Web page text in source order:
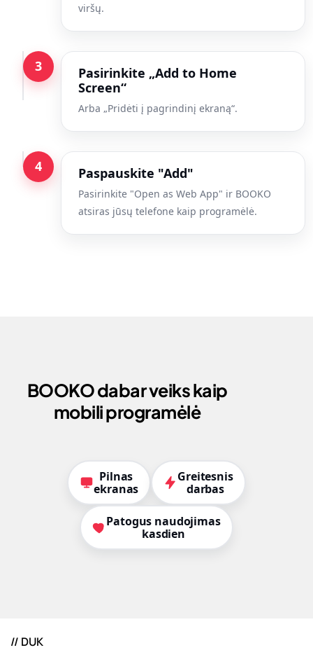
viršų.
3
Pasirinkite „Add to Home
Screen“
Arba „Pridėti į pagrindinį ekraną“.
4 Paspauskite "Add"
Pasirinkite "Open as Web App" ir BOOKO
atsiras jūsų telefone kaip programėlė.
BOOKO dabar veiks kaip
mobili programėlė
Pilnas
ekranas
Greitesnis
darbas
Patogus naudojimas
kasdien
// DUK